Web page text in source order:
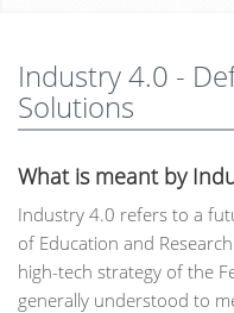
Industry 4.0 -
Solutions
What is meant by
Industry 4.0 refers to a
of Education and
high-tech strategy of the
generally understood to